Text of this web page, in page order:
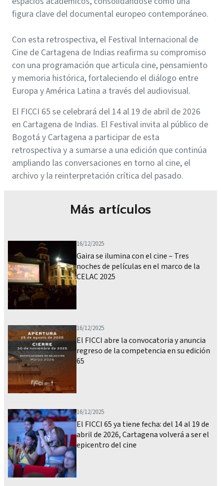
figura clave del documental europeo contemporáneo.
Con esta retrospectiva, el Festival Internacional de
Cine de Cartagena de Indias reafirma su compromiso
con una programación que articula cine, pensamiento
y memoria histórica, fortaleciendo el diálogo entre
Europa y América Latina a través del audiovisual.
El FICCI 65 se celebrará del 14 al 19 de abril de 2026
en Cartagena de Indias. El Festival invita al público de
Bogotá y Cartagena a participar de esta
retrospectiva y a sumarse a una edición que continúa
ampliando las conversaciones en torno al cine, el
archivo y la reinterpretación crítica del pasado.
Más artículos
16/12/2025
Gaira se ilumina con el cine – Tres
noches de películas en el marco de la
CELAC 2025
16/12/2025
El FICCI abre la convocatoria y anuncia
regreso de la competencia en su edición
65
16/12/2025
El FICCI 65 ya tiene fecha: del 14 al 19 de
abril de 2026, Cartagena volverá a ser el
epicentro del cine